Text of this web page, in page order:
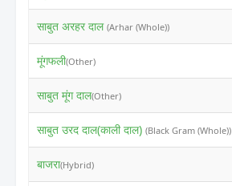
साबुत अरहर दाल (Arhar (Whole))
मूंगफली(Other)
साबुत मूंग दाल(Other)
साबुत उरद दाल(काली दाल) (Black Gram (Whole))
बाजरा(Hybrid)